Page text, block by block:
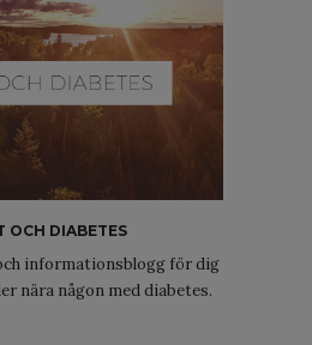
OCH DIABETES
informationsblogg för dig
nära någon med diabetes.